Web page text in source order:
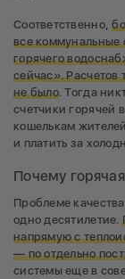
Соответственно,
все коммунальные
горячего
сейчас». Расчетов
не было. Тогда
счетчики горячей
кошелькам
и платить за
Почему
Проблеме
одно десятилетие.
напрямую с
— по отдельно
системы еще в